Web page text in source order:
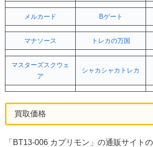
メルカード Bゲート
マナソース トレカの万国
マスターズスクウェ
ア
シャカシャカトレカ
買取価格
「BT13-006 カプリモン」の通販サイト